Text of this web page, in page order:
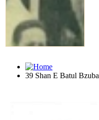
39 Shan E Batul